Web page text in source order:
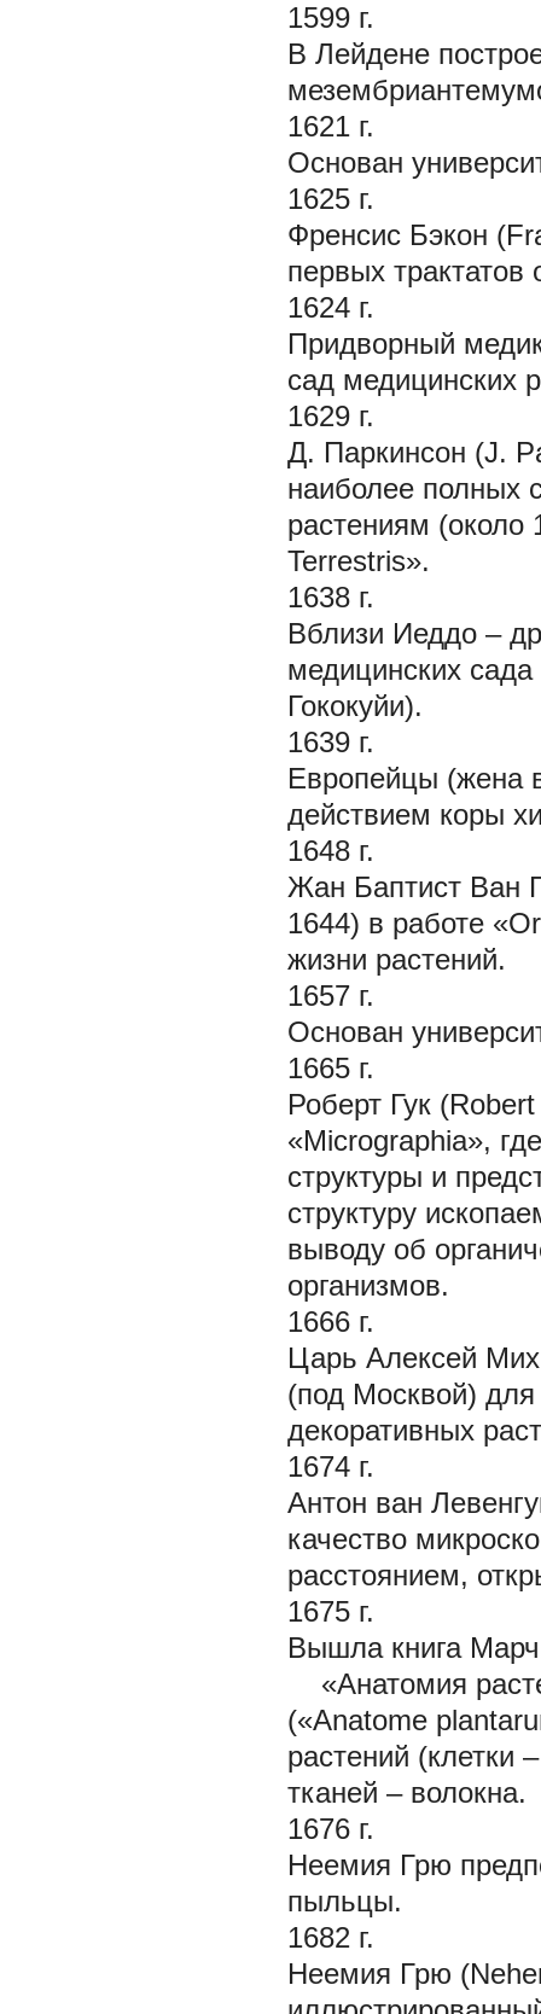
1599 г.
В Лейдене
1621 г.
Основан
1625 г.
Френсис Бэкон
первых
1624 г.
Придворный
сад медицинских
1629 г.
Д. Паркинсон (J.
наиболее полных
растениям (около
Terrestris».
1638 г.
Вблизи Иеддо –
медицинских
Гококуйи).
1639 г.
Европейцы (жена
действием коры
1648 г.
Жан Баптист Ван
1644) в работе
жизни растений.
1657 г.
Основан
1665 г.
Роберт Гук
«Micrographia»,
структуры и
структуру
выводу об
организмов.
1666 г.
Царь Алексей
(под Москвой)
декоративных
1674 г.
Антон ван
качество
расстоянием,
1675 г.
Вышла книга
«Анатомия
(«Anatome
растений (клетки
тканей – волокна.
1676 г.
Неемия Грю
пыльцы.
1682 г.
Неемия Грю